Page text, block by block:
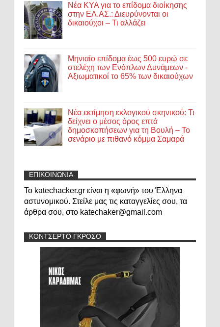
Νέα ΚΥΑ για το επίδομα διοίκησης
στην ΕΛ.ΑΣ.: Διευρύνονται οι
δικαιούχοι – Τι αλλάζει
Μηνιαίο επίδομα έως 500 ευρώ σε
στελέχη των Ενόπλων Δυνάμεων -
Αξιωματικοί το 65% των δικαιούχων
Νέα εκτίμηση εκλογικού σκηνικού: Τι
δείχνει ο μέσος όρος επτά
δημοσκοπήσεων για τη Βουλή – Το
σενάριο με πιθανό κόμμα Σαμαρά
ΕΠΙΚΟΙΝΩΝΙΑ
Το katechacker.gr είναι η «φωνή» του Έλληνα
αστυνομικού. Στείλε μας τις καταγγελίες σου, τα
άρθρα σου, στο katechaker@gmail.com
ΚΟΝΤΣΕΡΤΟ ΓΚΡΟΣΟ